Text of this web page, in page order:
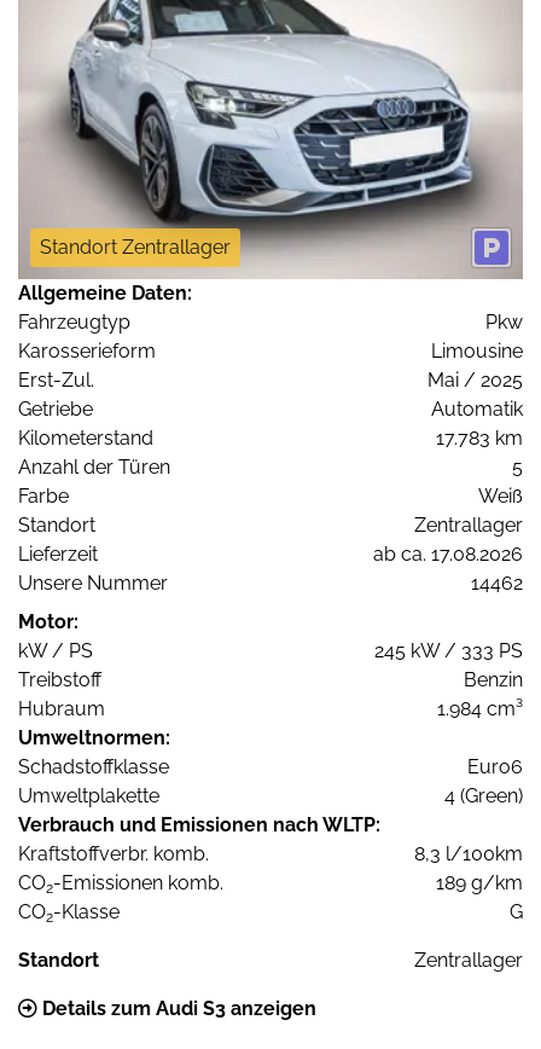
Standort Zentrallager
Allgemeine Daten:
Fahrzeugtyp
Pkw
Karosserieform
Limousine
Erst-Zul.
Mai / 2025
Getriebe
Automatik
Kilometerstand
17.783 km
Anzahl der Türen
5
Farbe
Weiß
Standort
Zentrallager
Lieferzeit
ab ca. 17.08.2026
Unsere Nummer
14462
Motor:
kW / PS
245 kW / 333 PS
Treibstoff
Benzin
Hubraum
1.984 cm³
Umweltnormen:
Schadstoffklasse
Euro6
Umweltplakette
4 (Green)
Verbrauch und Emissionen nach WLTP:
Kraftstoffverbr. komb.
8,3 l/100km
CO2-Emissionen komb.
189 g/km
CO2-Klasse G
Standort Zentrallager
Details zum Audi S3 anzeigen